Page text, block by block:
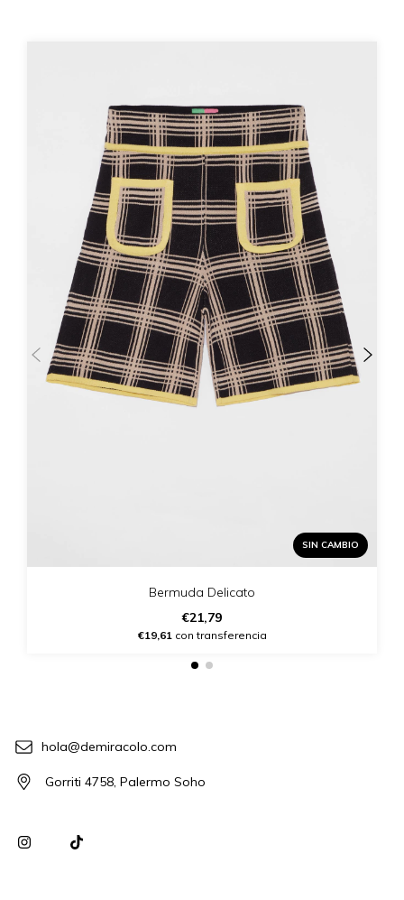
SIN CAMBIO
Bermuda Delicato
€21,79
€19,61con transferencia
hola@demiracolo.com
Gorriti 4758, Palermo Soho